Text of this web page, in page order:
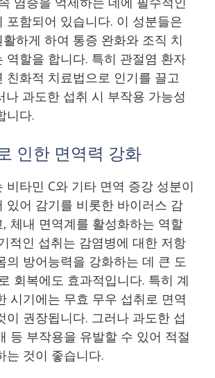
포함되어 있습니다. 이 성분들은
하게 하여 통증 완화와 조직 치
역할을 합니다. 특히 관절염 환자
친화적 치료법으로 인기를 끌고
나 과도한 섭취 시 부작용 가능성
니다.
인한 면역력 강화
비타민 C와 기타 면역 증강 성분이
있어 감기를 비롯한 바이러스 감
체내 면역계를 활성화하는 역할
적인 섭취는 감염병에 대한 저항
의 방어능력을 강화하는 데 큰 도
회복에도 효과적입니다. 특히 계
시기에는 무효 무우 섭취로 면역
이 권장됩니다. 그러나 과도한 섭
등 부작용을 유발할 수 있어 적절
는 것이 좋습니다.